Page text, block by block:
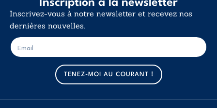
Inscription à la newsletter
Inscrivez-vous à notre newsletter et recevez nos
dernières nouvelles.
m
a
i
l
E
-
m
TENEZ-MOI AU COURANT !